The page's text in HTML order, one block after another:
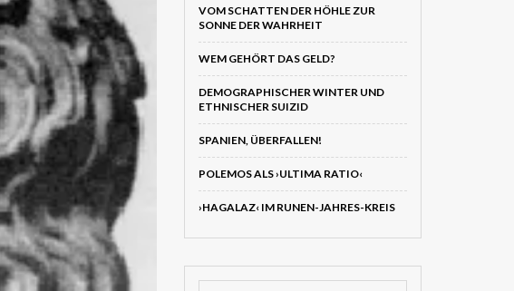
VOM SCHATTEN DER HÖHLE ZUR
SONNE DER WAHRHEIT
WEM GEHÖRT DAS GELD?
DEMOGRAPHISCHER WINTER UND
ETHNISCHER SUIZID
SPANIEN, ÜBERFALLEN!
POLEMOS ALS ›ULTIMA RATIO‹
›HAGALAZ‹ IM RUNEN-JAHRES-KREIS